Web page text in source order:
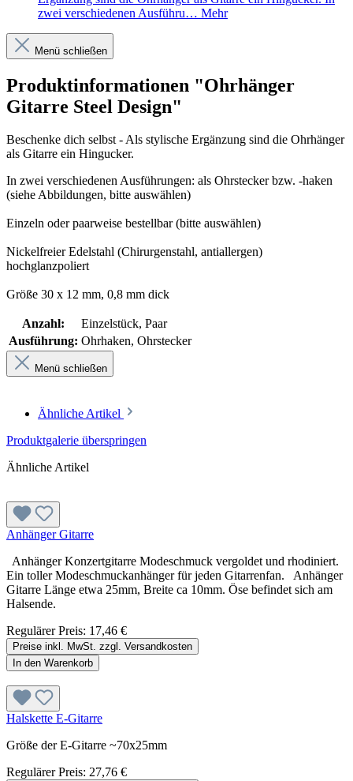
zwei verschiedenen Ausführu… Mehr
Menü schließen
Produktinformationen "Ohrhänger
Gitarre Steel Design"
Beschenke dich selbst - Als stylische Ergänzung sind die Ohrhänger
als Gitarre ein Hingucker.
In zwei verschiedenen Ausführungen: als Ohrstecker bzw. -haken
(siehe Abbildungen, bitte auswählen)
Einzeln oder paarweise bestellbar (bitte auswählen)
Nickelfreier Edelstahl (Chirurgenstahl, antiallergen)
hochglanzpoliert
Größe 30 x 12 mm, 0,8 mm dick
Anzahl:
Einzelstück, Paar
Ausführung: Ohrhaken, Ohrstecker
Menü schließen
Ähnliche Artikel
Produktgalerie überspringen
Ähnliche Artikel
Anhänger Gitarre
Anhänger Konzertgitarre Modeschmuck vergoldet und rhodiniert.
Ein toller Modeschmuckanhänger für jeden Gitarrenfan. Anhänger
Gitarre Länge etwa 25mm, Breite ca 10mm. Öse befindet sich am
Halsende.
Regulärer Preis: 17,46 €
Preise inkl. MwSt. zzgl. Versandkosten
In den Warenkorb
Halskette E-Gitarre
Größe der E-Gitarre ~70x25mm
Regulärer Preis: 27,76 €